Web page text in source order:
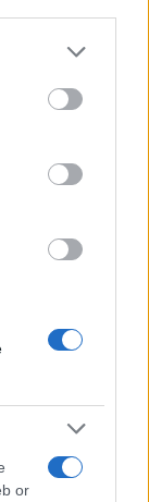
more Google
may click to
tags to
below Google
or
Atac,
test e i
sul
in zona